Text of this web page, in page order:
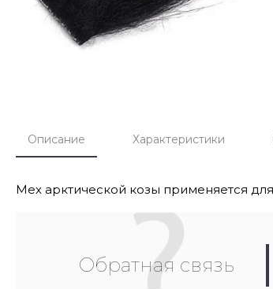
Описание Характеристики
Мех арктической козы применяется
Обратная связь